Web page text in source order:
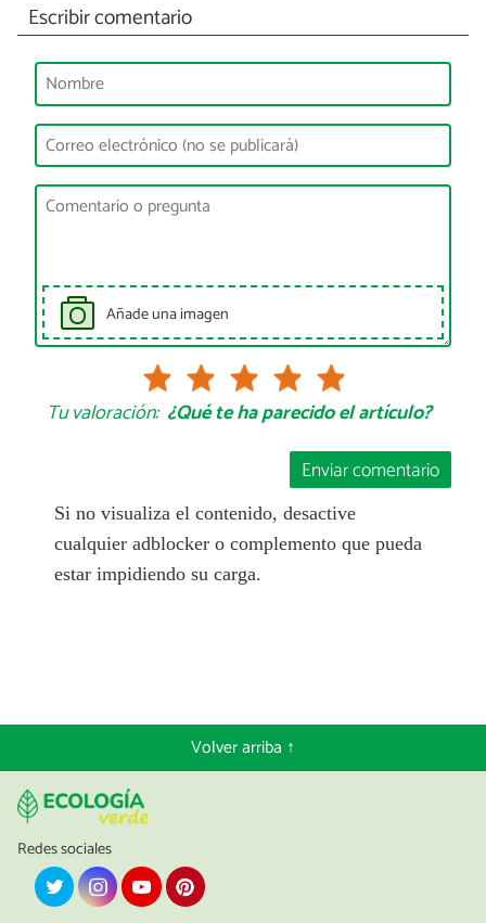
Escribir comentario
Añade una imagen
Tu valoración: ¿Qué te ha parecido el artículo?
Enviar comentario
Si no visualiza el contenido, desactive
cualquier adblocker o complemento que pueda
estar impidiendo su carga.
Volver arriba ↑
Redes sociales